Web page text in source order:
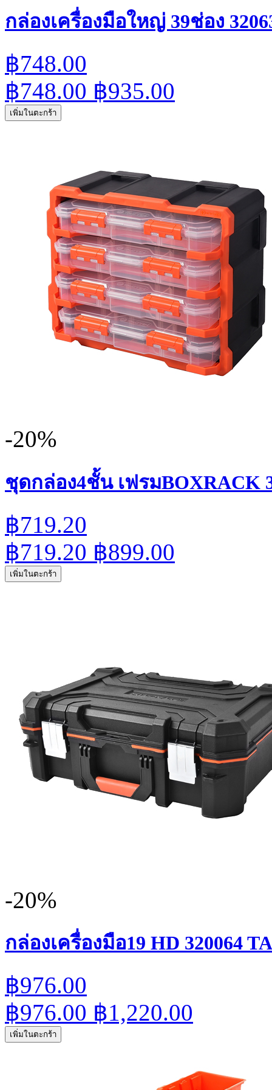
กล่องเครื่องมือใหญ่ 39ช่อง
฿748.00
฿748.00 ฿935.00
เพิ่มในตะกร้า
-20%
ชุดกล่อง4ชั้น เฟรมBOXRACK
฿719.20
฿719.20 ฿899.00
เพิ่มในตะกร้า
-20%
กล่องเครื่องมือ19 HD 320064
฿976.00
฿976.00 ฿1,220.00
เพิ่มในตะกร้า